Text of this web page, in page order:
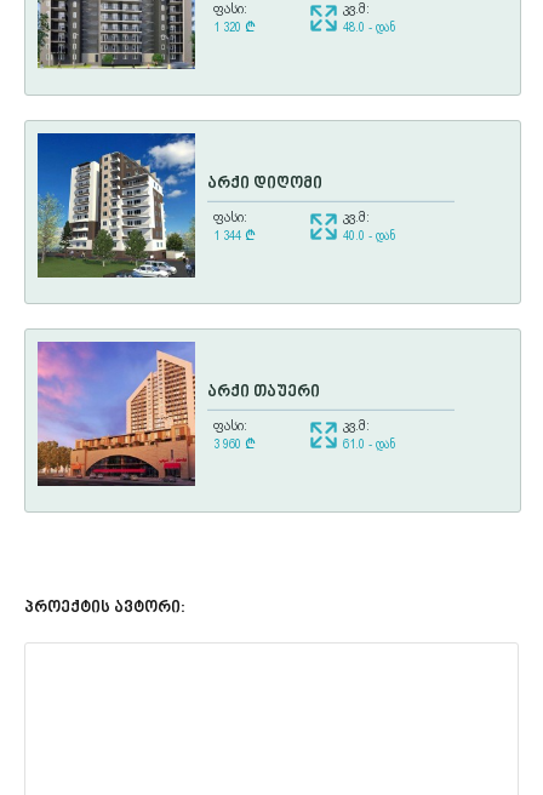
ფასი:
1 320 ¢
კვ.მ:
48.0 - დან
არქი დიღომი
ფასი:
1 344 ¢
კვ.მ:
40.0 - დან
არქი თაუერი
ფასი:
3 960 ¢
კვ.მ:
61.0 - დან
პროექტის ავტორი: